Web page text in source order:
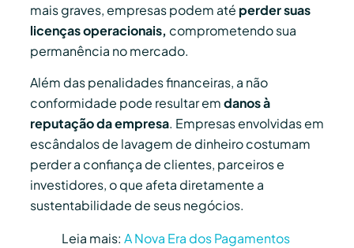
mais graves, empresas podem até perder suas
licenças operacionais, comprometendo sua
permanência no mercado.
Além das penalidades financeiras, a não
conformidade pode resultar emdanos à
reputação da empresa. Empresas envolvidas em
escândalos de lavagem de dinheiro costumam
perder a confiança de clientes, parceiros e
investidores, o que afeta diretamente a
sustentabilidade de seus negócios.
Leia mais: A Nova Era dos Pagamentos